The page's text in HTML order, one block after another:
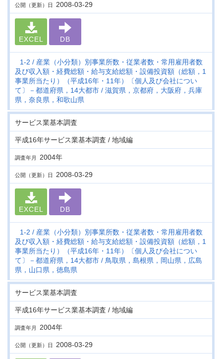
公開（更新）日 2008-03-29
EXCEL DB
1-2
産業（小分類）別事業所数・従業者数・常用雇用者数
及び収入額・経費総額・給与支給総額・設備投資額（総額，1
事業所当たり）（平成16年・11年）〔個人及び会社につい
て〕－都道府県，14大都市
滋賀県，京都府，大阪府，兵庫
県，奈良県，和歌山県
サービス業基本調査
平成16年サービス業基本調査 / 地域編
調査年月 2004年
公開（更新）日 2008-03-29
EXCEL DB
1-2
産業（小分類）別事業所数・従業者数・常用雇用者数
及び収入額・経費総額・給与支給総額・設備投資額（総額，1
事業所当たり）（平成16年・11年）〔個人及び会社につい
て〕－都道府県，14大都市
鳥取県，島根県，岡山県，広島
県，山口県，徳島県
サービス業基本調査
平成16年サービス業基本調査 / 地域編
調査年月 2004年
公開（更新）日 2008-03-29